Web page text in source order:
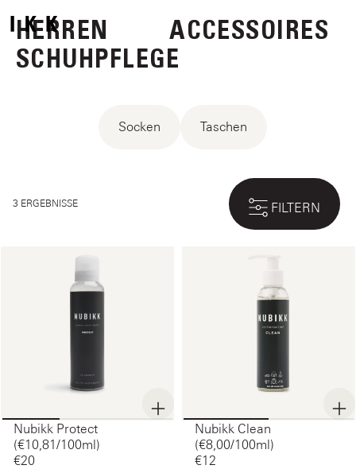
HERREN
ACCESSOIRES
SCHUHPFLEGE
Socken Taschen
3 ERGEBNISSE FILTERN
Nubikk Protect
(€10,81/100ml)
€20‌
Nubikk Clean
(€8,00/100ml)
€12‌